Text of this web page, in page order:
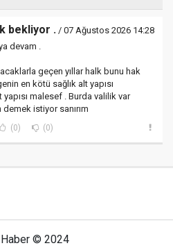
bekliyor . / 07 Ağustos 2026 14:28
devam .
geçen yıllar halk bunu hak
en kötü sağlık alt yapısı
yapısı malesef . Burda valilik var
istiyor sanırım
(0) (0)
© 2024